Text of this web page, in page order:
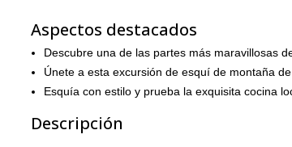
Aspectos destacados
Descubre una de las partes más maravillosas
Únete a esta excursión de esquí de montaña
Esquía con estilo y prueba la exquisita cocina
Descripción